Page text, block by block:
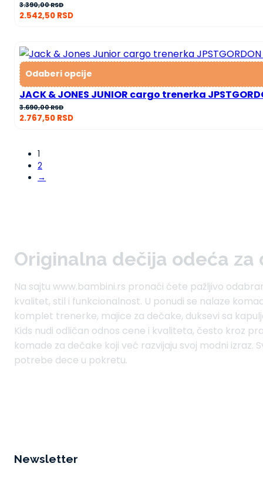
3.390,00RSD
2.542,50 RSD
Odaberi opcije
JACK & JONES JUNIOR cargo trenerka
3.690,00RSD
2.767,50 RSD
1
2
→
Originalna dečija odeća za
Na sajtu www.bambini.rs pronaći ćete pažljivo
kvalitet, stil i funkcionalnost. U ponudi se nalaze
komplet trenerke, majice za dečake, duksevi sa
Kids nudi odličan odnos cene i kvaliteta, često kroz
komade za dečake koji već razvijaju svoj modni
potrebe dece u pokretu.
Newsletter